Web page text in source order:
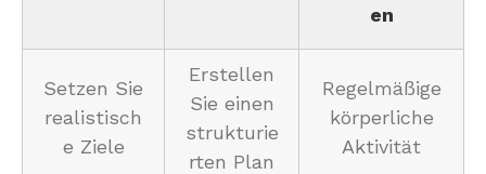
en
Setzen Sie
realistisch
e Ziele
Erstellen
Sie einen
strukturie
rten Plan
Regelmäßige
körperliche
Aktivität